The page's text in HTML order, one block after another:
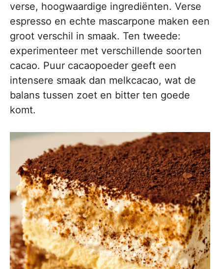
verse, hoogwaardige ingrediënten. Verse
espresso en echte mascarpone maken een
groot verschil in smaak. Ten tweede:
experimenteer met verschillende soorten
cacao. Puur cacaopoeder geeft een
intensere smaak dan melkcacao, wat de
balans tussen zoet en bitter ten goede
komt.